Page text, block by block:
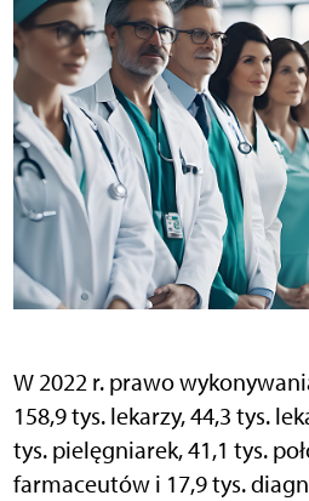
W 2022 r. prawo
158,9 tys. lekarzy, 44,3 tys.
tys. pielęgniarek, 41,1 tys.
farmaceutów i 17,9 tys.